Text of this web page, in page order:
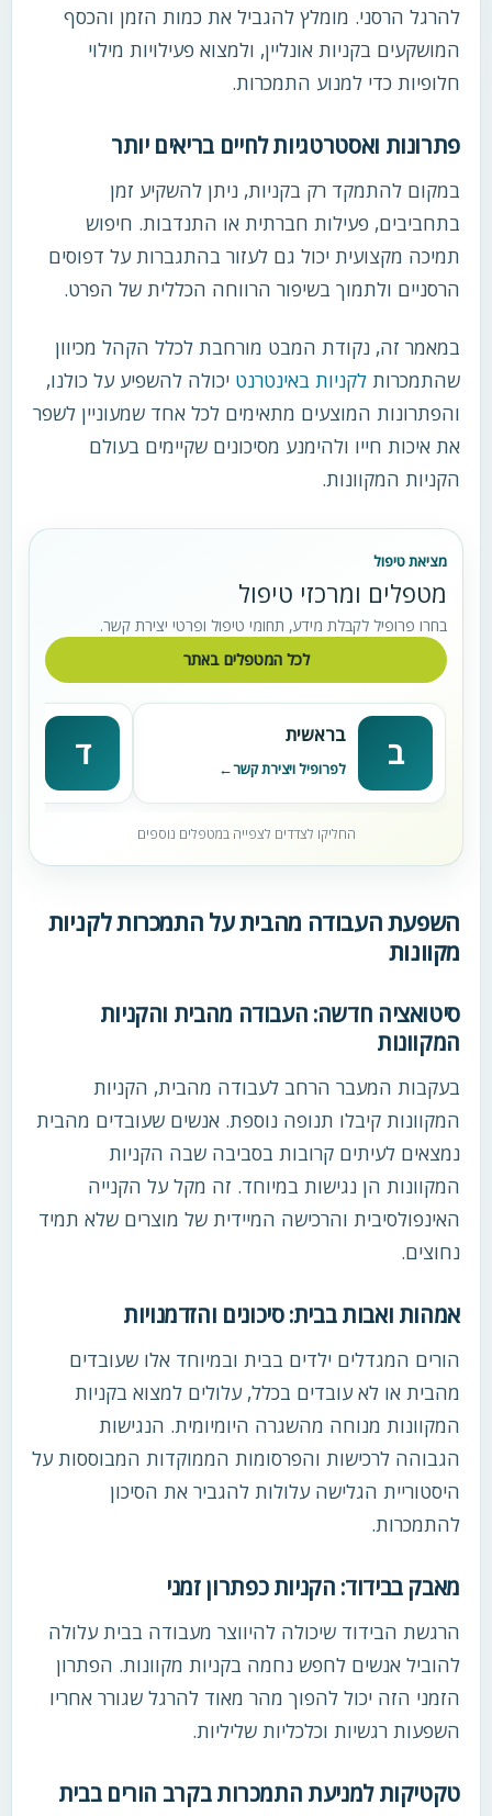
להרגל הרסני. מומלץ להגביל את כמות הזמן והכסף
המושקעים בקניות אונליין, ולמצוא פעילויות מילוי
חלופיות כדי למנוע התמכרות.
פתרונות ואסטרטגיות לחיים בריאים יותר
במקום להתמקד רק בקניות, ניתן להשקיע זמן
בתחביבים, פעילות חברתית או התנדבות. חיפוש
תמיכה מקצועית יכול גם לעזור בהתגברות על דפוסים
הרסניים ולתמוך בשיפור הרווחה הכללית של הפרט.
במאמר זה, נקודת המבט מורחבת לכלל הקהל מכיוון
שהתמכרות לקניות באינטרנט יכולה להשפיע על כולנו,
והפתרונות המוצעים מתאימים לכל אחד שמעוניין לשפר
את איכות חייו ולהימנע מסיכונים שקיימים בעולם
הקניות המקוונות.
מציאת טיפול
מטפלים ומרכזי טיפול
בחרו פרופיל לקבלת מידע, תחומי טיפול ופרטי יצירת קשר.
לכל המטפלים באתר
ב בראשית
לפרופיל ויצירת קשר ד
החליקו לצדדים לצפייה במטפלים נוספים
השפעת העבודה מהבית על התמכרות לקניות
מקוונות
סיטואציה חדשה: העבודה מהבית והקניות
המקוונות
בעקבות המעבר הרחב לעבודה מהבית, הקניות
המקוונות קיבלו תנופה נוספת. אנשים שעובדים מהבית
נמצאים לעיתים קרובות בסביבה שבה הקניות
המקוונות הן נגישות במיוחד. זה מקל על הקנייה
האינפולסיבית והרכישה המיידית של מוצרים שלא תמיד
נחוצים.
אמהות ואבות בבית: סיכונים והזדמנויות
הורים המגדלים ילדים בבית ובמיוחד אלו שעובדים
מהבית או לא עובדים בכלל, עלולים למצוא בקניות
המקוונות מנוחה מהשגרה היומיומית. הנגישות
הגבוהה לרכישות והפרסומות הממוקדות המבוססות על
היסטוריית הגלישה עלולות להגביר את הסיכון
להתמכרות.
מאבק בבידוד: הקניות כפתרון זמני
הרגשת הבידוד שיכולה להיווצר מעבודה בבית עלולה
להוביל אנשים לחפש נחמה בקניות מקוונות. הפתרון
הזמני הזה יכול להפוך מהר מאוד להרגל שגורר אחריו
השפעות רגשיות וכלכליות שליליות.
טקטיקות למניעת התמכרות בקרב הורים בבית